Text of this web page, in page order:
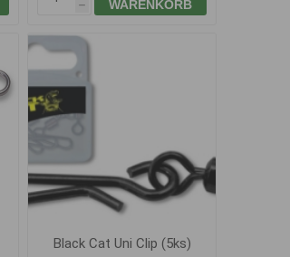
h
WARENKORB
Black Cat Uni Clip (5ks)